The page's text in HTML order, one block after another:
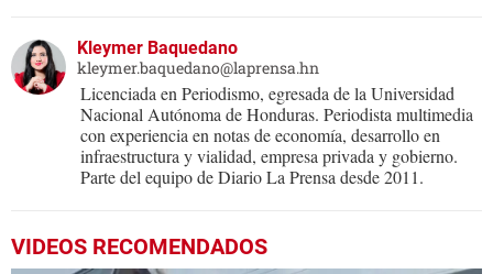
Kleymer Baquedano
kleymer.baquedano@laprensa.hn
Licenciada en Periodismo, egresada de la Universidad
Nacional Autónoma de Honduras. Periodista multimedia
con experiencia en notas de economía, desarrollo en
infraestructura y vialidad, empresa privada y gobierno.
Parte del equipo de Diario La Prensa desde 2011.
VIDEOS RECOMENDADOS